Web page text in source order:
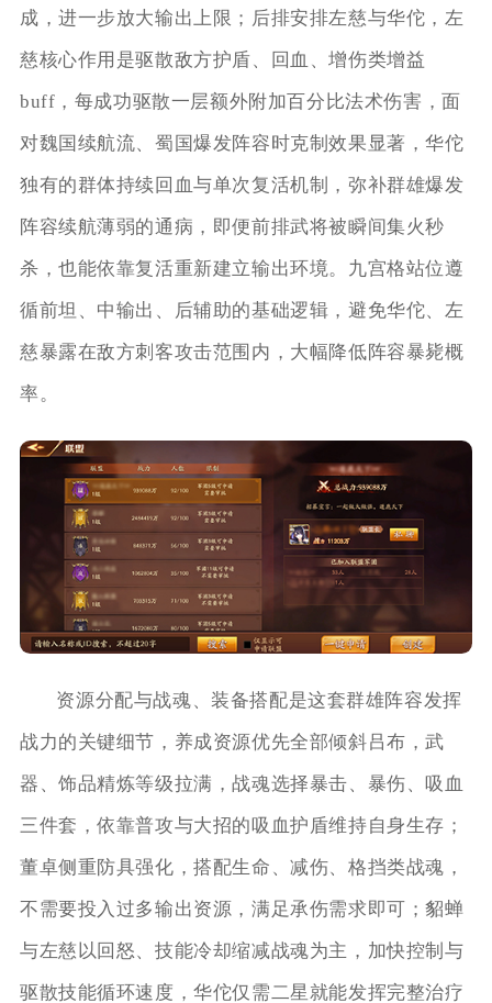
成，进一步放大输出上限；后排安排左慈与华佗，左
慈核心作用是驱散敌方护盾、回血、增伤类增益
buff，每成功驱散一层额外附加百分比法术伤害，面
对魏国续航流、蜀国爆发阵容时克制效果显著，华佗
独有的群体持续回血与单次复活机制，弥补群雄爆发
阵容续航薄弱的通病，即便前排武将被瞬间集火秒
杀，也能依靠复活重新建立输出环境。九宫格站位遵
循前坦、中输出、后辅助的基础逻辑，避免华佗、左
慈暴露在敌方刺客攻击范围内，大幅降低阵容暴毙概
率。
资源分配与战魂、装备搭配是这套群雄阵容发挥
战力的关键细节，养成资源优先全部倾斜吕布，武
器、饰品精炼等级拉满，战魂选择暴击、暴伤、吸血
三件套，依靠普攻与大招的吸血护盾维持自身生存；
董卓侧重防具强化，搭配生命、减伤、格挡类战魂，
不需要投入过多输出资源，满足承伤需求即可；貂蝉
与左慈以回怒、技能冷却缩减战魂为主，加快控制与
驱散技能循环速度，华佗仅需二星就能发挥完整治疗